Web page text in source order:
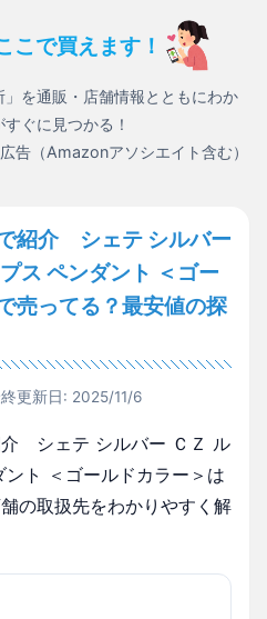
こで買えます！
を通販・店舗情報とともにわか
ぐに見つかる！
告（Amazonアソシエイト含む）
紹介 シェテ シルバー
ス ペンダント ＜ゴー
売ってる？最安値の探
終更新日: 2025/11/6
介 シェテ シルバー ＣＺ ル
ント ＜ゴールドカラー＞は
の取扱先をわかりやすく解